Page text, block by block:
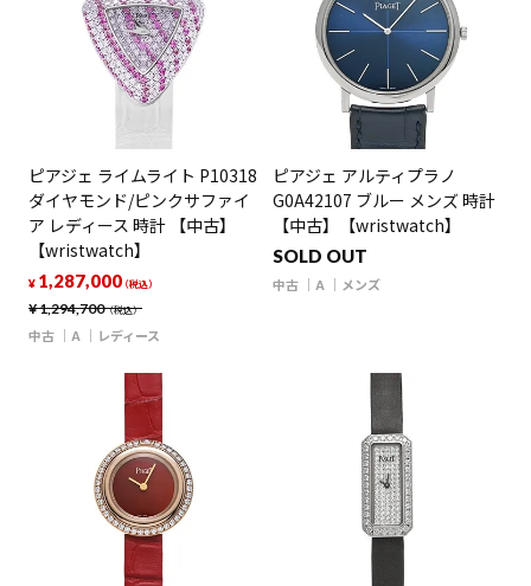
ピアジェ ライムライト P10318
ダイヤモンド/ピンクサファイ
ア レディース 時計 【中古】
【wristwatch】
¥1,294,700（税込）
¥ 1,287,000（税込）
中古 A レディース
ピアジェ アルティプラノ
G0A42107 ブルー メンズ 時計
【中古】【wristwatch】
SOLD OUT
中古 A メンズ